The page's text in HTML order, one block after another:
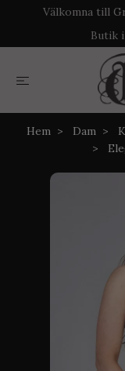
Välkomna till
Butik
Hem Dam